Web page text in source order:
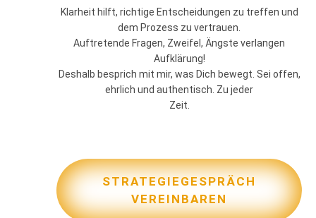
Klarheit hilft, richtige Entscheidungen zu treffen und
dem Prozess zu vertrauen.
Auftretende Fragen, Zweifel, Ängste verlangen
Aufklärung!
Deshalb besprich mit mir, was Dich bewegt. Sei offen,
ehrlich und authentisch. Zu jeder
Zeit.
STRATEGIEGESPRÄCH
VEREINBAREN